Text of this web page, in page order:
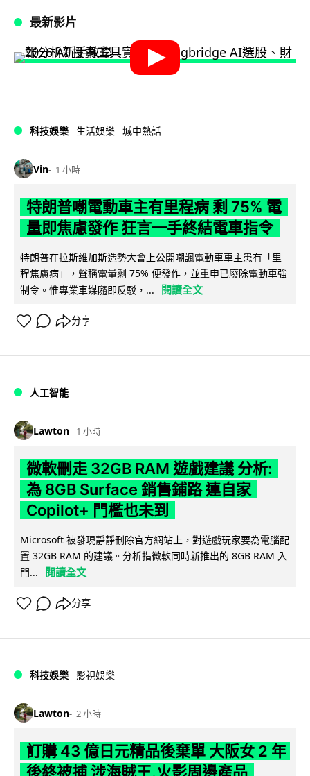
最新影片
科技娛樂 生活娛樂 城中熱話
Vin 1 小時
特朗普嘲電動車主有里程病 剩 75% 電
量即焦慮發作 狂言一手終結電車指令
特朗普在拉斯維加斯造勢大會上公開嘲諷電動車車主患有「里
程焦慮病」，聲稱電量剩 75% 便發作，並重申已廢除電動車強
制令。惟專業車媒隨即反駁，...
閱讀全文
分享
人工智能
Lawton 1 小時
微軟刪走 32GB RAM 遊戲建議 分析:
為 8GB Surface 銷售鋪路 連自家
Copilot+ 門檻也未到
Microsoft 被發現靜靜刪除官方網站上，對遊戲玩家要為電腦配
置 32GB RAM 的建議。分析指微軟同時新推出的 8GB RAM 入
門...
閱讀全文
分享
科技娛樂 影視娛樂
Lawton 2 小時
訂購 43 億日元精品後棄單 大阪女 2 年
後終被捕 涉海賊王,火影周邊產品